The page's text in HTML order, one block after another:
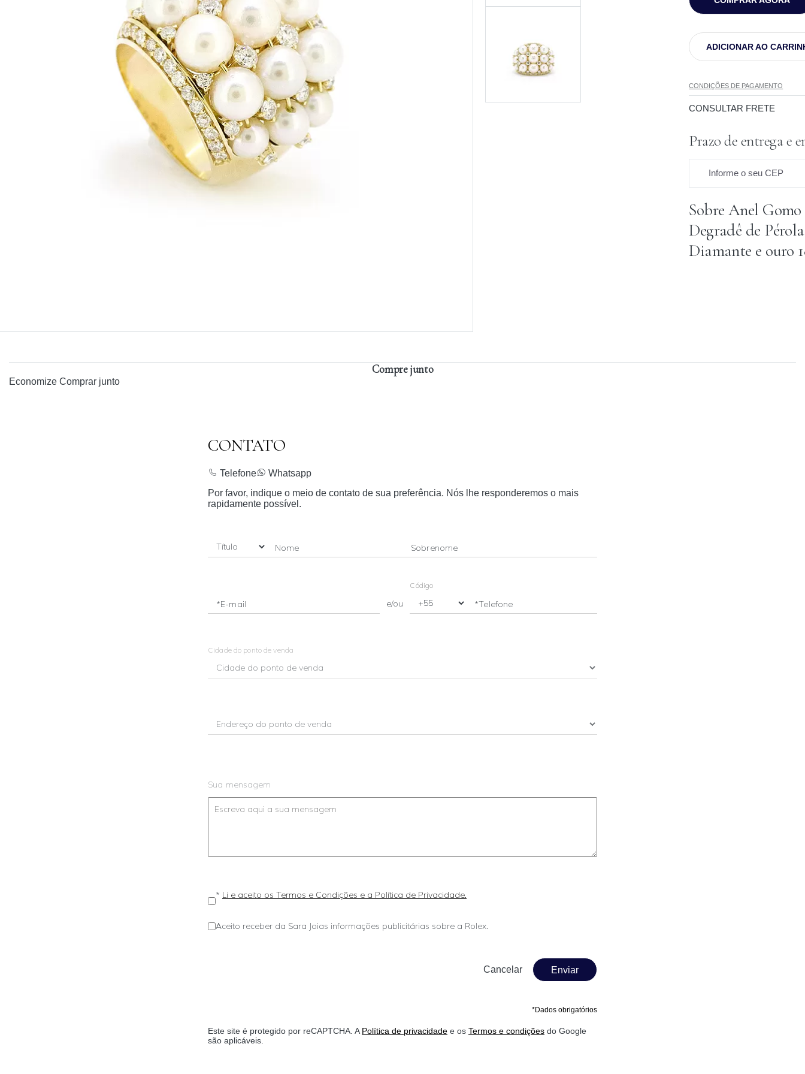
ADICIONAR AO
CONDIÇÕES DE PAGAMENTO
CONSULTAR FRETE
Prazo de entrega e
Informe o seu CEP
Prazo para o CEP
Sobre Anel Gomo
Degradê de
Diamante e ouro
Compre junto
Economize Comprar junto
CONTATO
Telefone
Whatsapp
Por favor, indique o meio de contato de sua preferência. Nós lhe responderemos o mais
rapidamente possível.
Nome Sobrenome
*E-mail e/ou
Código
*Telefone
Cidade do ponto de venda
Sua mensagem
* Li e aceito os Termos e Condições e a Política de Privacidade.
Aceito receber da Sara Joias informações publicitárias sobre a Rolex.
Enviar
*Dados obrigatórios
Este site é protegido por reCAPTCHA. A Política de privacidade e os Termos e condições do Google
são aplicáveis.